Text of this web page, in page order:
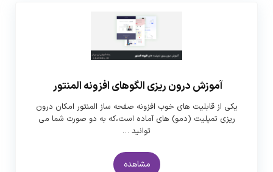
آموزش درون ریزی الگوهای افزونه المنتور
یکی از قابلیت های خوب افزونه صفحه ساز المنتور امکان درون
ریزی تمپلیت (دمو) های آماده است،که به دو صورت شما می
توانید …
مشاهده